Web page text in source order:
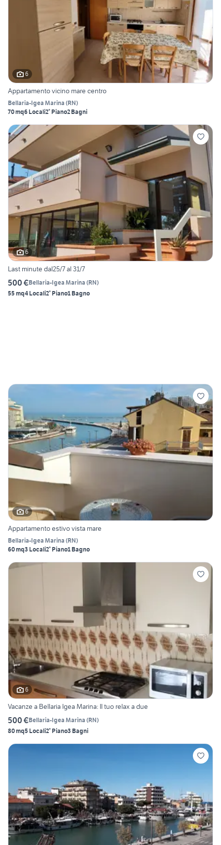
6
Appartamento vicino mare centro
Bellaria-Igea Marina (RN)
70 mq6 Locali2° Piano2 Bagni
6
Last minute dal25/7 al 31/7
500 €Bellaria-Igea Marina (RN)
55 mq4 Locali2° Piano1 Bagno
6
Appartamento estivo vista mare
Bellaria-Igea Marina (RN)
60 mq3 Locali2° Piano1 Bagno
6
Vacanze a Bellaria Igea Marina: Il tuo relax a due
500 €Bellaria-Igea Marina (RN)
80 mq5 Locali2° Piano3 Bagni